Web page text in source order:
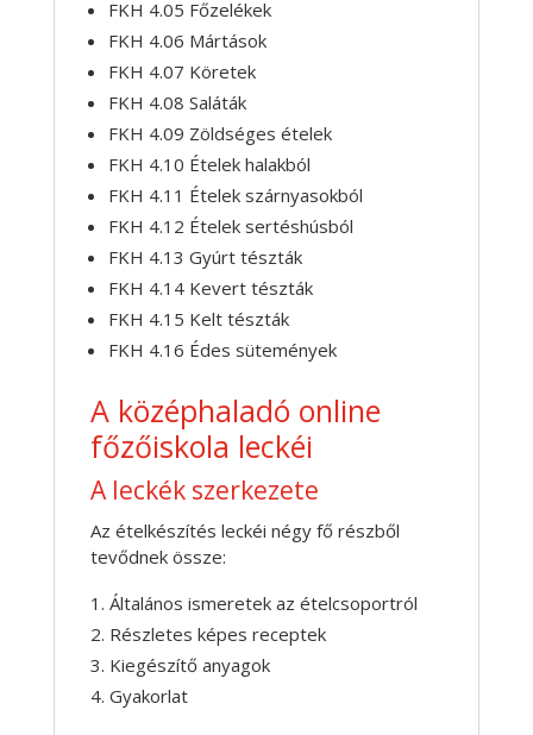
FKH 4.05 Főzelékek
FKH 4.06 Mártások
FKH 4.07 Köretek
FKH 4.08 Saláták
FKH 4.09 Zöldséges ételek
FKH 4.10 Ételek halakból
FKH 4.11 Ételek szárnyasokból
FKH 4.12 Ételek sertéshúsból
FKH 4.13 Gyúrt tészták
FKH 4.14 Kevert tészták
FKH 4.15 Kelt tészták
FKH 4.16 Édes sütemények
A középhaladó online
főzőiskola leckéi
A leckék szerkezete
Az ételkészítés leckéi négy fő részből
tevődnek össze:
Általános ismeretek az ételcsoportról
Részletes képes receptek
Kiegészítő anyagok
Gyakorlat